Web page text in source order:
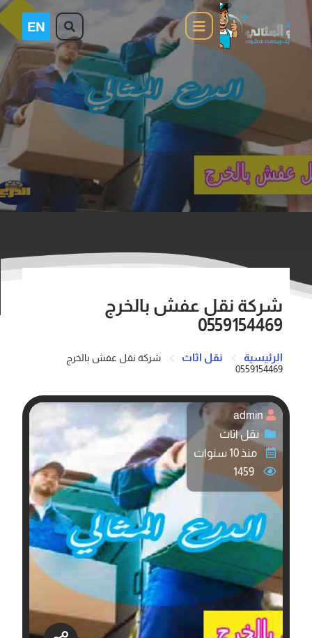
شركة نقل عفش بالخرج
0559154469
الرئيسية نقل اثاث
شركة نقل عفش بالخرج
0559154469
admin
نقل اثاث
منذ 10 سنوات
1459